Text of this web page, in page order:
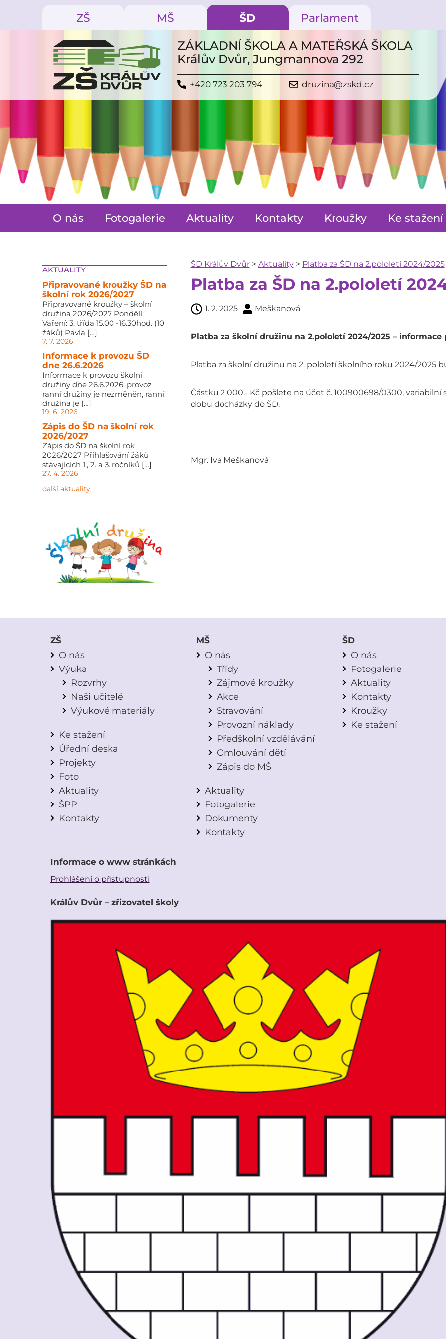
ZŠ MŠ ŠD Parlament
ZÁKLADNÍ ŠKOLA A MATEŘSKÁ ŠKOLA
Králův Dvůr, Jungmannova 292
+420 723 203 794 druzina@zskd.cz
O nás Fotogalerie Aktuality Kontakty Kroužky Ke stažení
AKTUALITY
Připravované kroužky ŠD na
školní rok 2026/2027
Připravované kroužky – školní
družina 2026/2027 Pondělí:
Vaření: 3. třída 15.00 -16.30hod. (10
žáků) Pavla […]
7. 7. 2026
Informace k provozu ŠD
dne 26.6.2026
Informace k provozu školní
družiny dne 26.6.2026: provoz
ranní družiny je nezměněn, ranní
družina je […]
19. 6. 2026
Zápis do ŠD na školní rok
2026/2027
Zápis do ŠD na školní rok
2026/2027 Přihlašování žáků
stávajících 1., 2. a 3. ročníků […]
27. 4. 2026
další aktuality
ŠD Králův Dvůr> Aktuality> Platba za ŠD na 2.pololetí 2024/2025
Platba za ŠD na 2.pololetí
1. 2. 2025 Meškanová
Platba za školní družinu na 2.pololetí 2024/2025 – informace
Platba za školní družinu na 2. pololetí školního roku 2024/2025
Částku 2 000.- Kč pošlete na účet č. 100900698/0300,
dobu docházky do ŠD.
Mgr. Iva Meškanová
ZŠ
O nás
Výuka
Rozvrhy
Naši učitelé
Výukové materiály
Ke stažení
Úřední deska
Projekty
Foto
Aktuality
ŠPP
Kontakty
MŠ
O nás
Třídy
Zájmové kroužky
Akce
Stravování
Provozní náklady
Předškolní vzdělávání
Omlouvání dětí
Zápis do MŠ
Aktuality
Fotogalerie
Dokumenty
Kontakty
ŠD
O nás
Fotogalerie
Aktuality
Kontakty
Kroužky
Ke stažení
Informace o www stránkách
Prohlášení o přístupnosti
Králův Dvůr – zřizovatel školy